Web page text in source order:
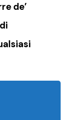
de’